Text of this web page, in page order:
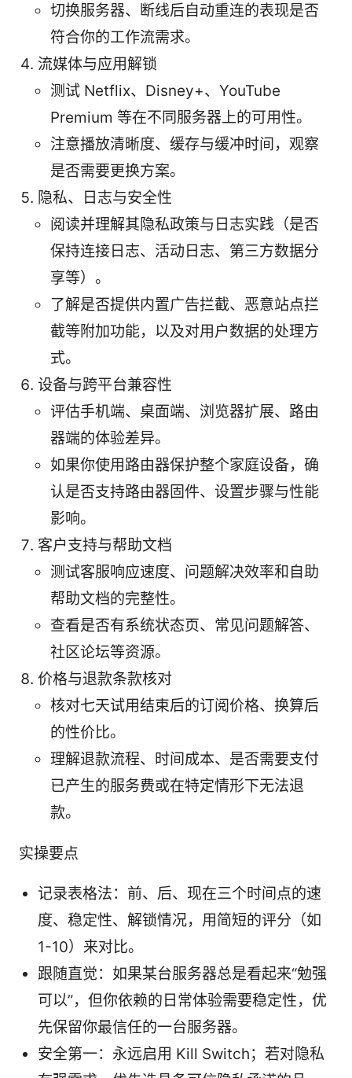
切换服务器、断线后自动重连的表现是否
符合你的工作流需求。
流媒体与应用解锁
测试 Netflix、Disney+、YouTube
Premium 等在不同服务器上的可用性。
注意播放清晰度、缓存与缓冲时间，观察
是否需要更换方案。
隐私、日志与安全性
阅读并理解其隐私政策与日志实践（是否
保持连接日志、活动日志、第三方数据分
享等）。
了解是否提供内置广告拦截、恶意站点拦
截等附加功能，以及对用户数据的处理方
式。
设备与跨平台兼容性
评估手机端、桌面端、浏览器扩展、路由
器端的体验差异。
如果你使用路由器保护整个家庭设备，确
认是否支持路由器固件、设置步骤与性能
影响。
客户支持与帮助文档
测试客服响应速度、问题解决效率和自助
帮助文档的完整性。
查看是否有系统状态页、常见问题解答、
社区论坛等资源。
价格与退款条款核对
核对七天试用结束后的订阅价格、换算后
的性价比。
理解退款流程、时间成本、是否需要支付
已产生的服务费或在特定情形下无法退
款。
实操要点
记录表格法：前、后、现在三个时间点的速
度、稳定性、解锁情况，用简短的评分（如
1-10）来对比。
跟随直觉：如果某台服务器总是看起来“勉强
可以”，但你依赖的日常体验需要稳定性，优
先保留你最信任的一台服务器。
安全第一：永远启用 Kill Switch；若对隐私